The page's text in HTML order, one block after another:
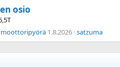
osio
moottoripyörä 1.8.2026 satzuma